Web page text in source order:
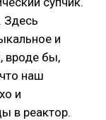
Здесь
и
вроде бы,
наш
и
в реактор.